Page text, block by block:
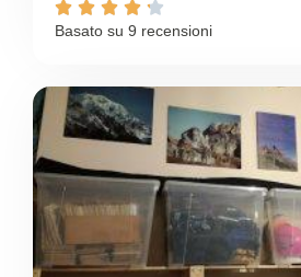
    
Basato su 9 recensioni